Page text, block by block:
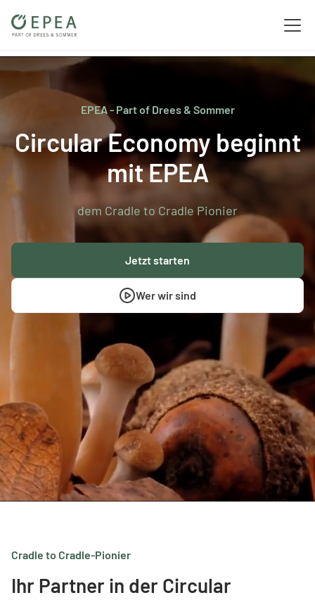
EPEA - Part of Drees & Sommer
Circular Economy beginnt
mit EPEA
dem Cradle to Cradle Pionier
Wer wir sind
Jetzt starten
Cradle to Cradle-Pionier
Ihr Partner in der Circular